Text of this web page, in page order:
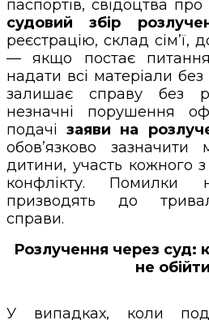
паспортів, свідоцтва
судовий збір
реєстрацію, склад сім’ї,
— якщо постає
надати всі матеріали
залишає справу без
незначні порушення
подачізаяви на
обов’язково зазначити
дитини, участь кожного з
конфлікту. Помилки
призводять до
справи.
Розлучення через суд:
не
У випадках, коли